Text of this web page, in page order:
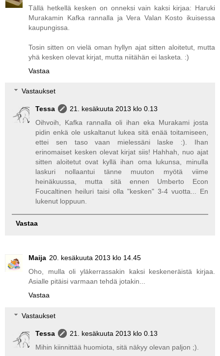
Tällä hetkellä kesken on onneksi vain kaksi kirjaa: Haruki
Murakamin Kafka rannalla ja Vera Valan Kosto ikuisessa
kaupungissa.
Tosin sitten on vielä oman hyllyn ajat sitten aloitetut, mutta
yhä kesken olevat kirjat, mutta niitähän ei lasketa. :)
Vastaa
Vastaukset
Tessa
21. kesäkuuta 2013 klo 0.13
Oihvoih, Kafka rannalla oli ihan eka Murakami josta
pidin enkä ole uskaltanut lukea sitä enää toitamiseen,
ettei sen taso vaan mielessäni laske :). Ihan
erinomaiset kesken olevat kirjat siis! Hahhah, nuo ajat
sitten aloitetut ovat kyllä ihan oma lukunsa, minulla
laskuri nollaantui tänne muuton myötä viime
heinäkuussa, mutta sitä ennen Umberto Econ
Foucaltinen heiluri taisi olla "kesken" 3-4 vuotta... En
lukenut loppuun.
Vastaa
Maija 20. kesäkuuta 2013 klo 14.45
Oho, mulla oli yläkerrassakin kaksi keskeneräistä kirjaa.
Asialle pitäisi varmaan tehdä jotakin...
Vastaa
Vastaukset
Tessa
21. kesäkuuta 2013 klo 0.13
Mihin kiinnittää huomiota, sitä näkyy olevan paljon ;).